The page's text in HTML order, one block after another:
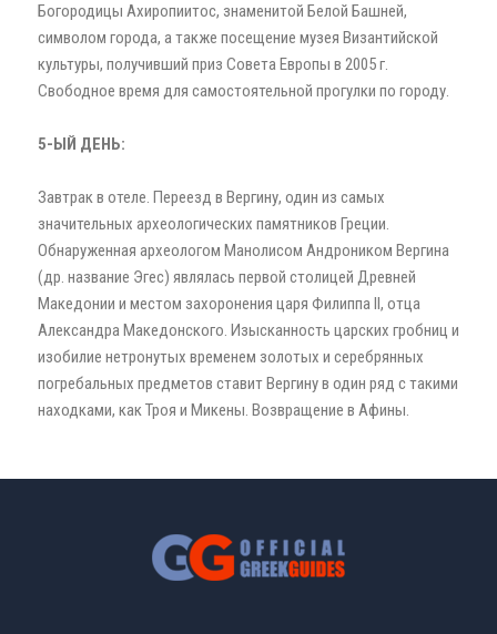
Богородицы Ахиропиитос, знаменитой Белой Башней,
символом города, а также посещение музея Византийской
культуры, получивший приз Совета Европы в 2005 г.
Свободное время для самостоятельной прогулки по городу.
5-ЫЙ ДЕНЬ:
Завтрак в отеле. Переезд в Вергину, один из самых
значительных археологических памятников Греции.
Обнаруженная археологом Манолисом Андроником Вергина
(др. название Эгес) являлась первой столицей Древней
Македонии и местом захоронения царя Филиппа II, отца
Александра Македонского. Изысканность царских гробниц и
изобилие нетронутых временем золотых и серебрянных
погребальных предметов ставит Вергину в один ряд с такими
находками, как Троя и Микены. Возвращение в Афины.